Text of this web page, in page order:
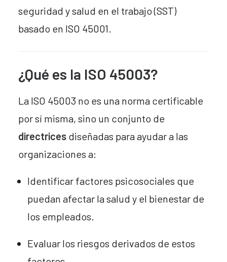
seguridad y salud en el trabajo (SST)
basado en ISO 45001.
¿Qué es la ISO 45003?
La ISO 45003 no es una norma certificable
por sí misma, sino un conjunto de
directrices diseñadas para ayudar a las
organizaciones a:
Identificar factores psicosociales que
puedan afectar la salud y el bienestar de
los empleados.
Evaluar los riesgos derivados de estos